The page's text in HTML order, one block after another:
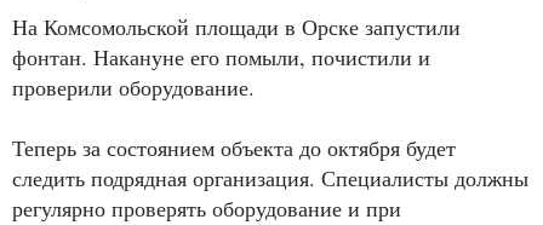
На Комсомольской площади в Орске запустили
фонтан. Накануне его помыли, почистили и
проверили оборудование.
Теперь за состоянием объекта до октября будет
следить подрядная организация. Специалисты должны
регулярно проверять оборудование и при